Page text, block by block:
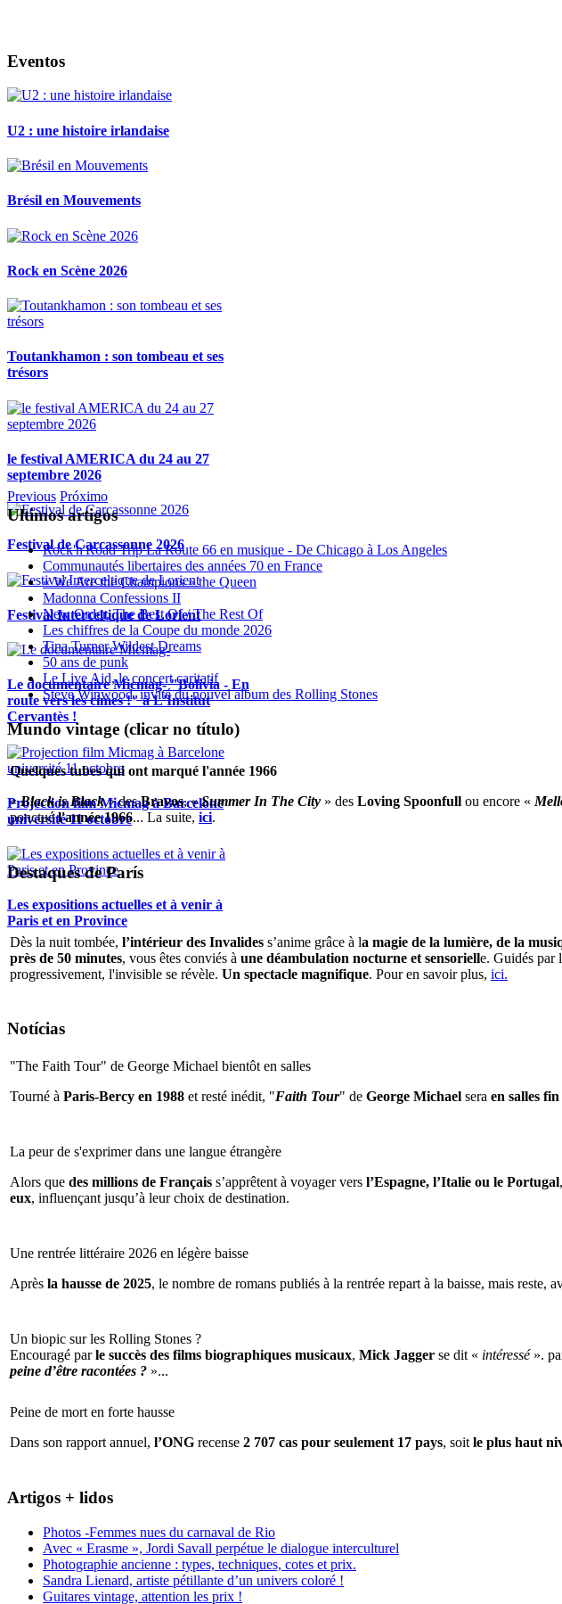
Eventos
U2 : une histoire irlandaise
Brésil en Mouvements
Rock en Scène 2026
Toutankhamon : son tombeau et ses
trésors
le festival AMERICA du 24 au 27
septembre 2026
Festival de Carcassonne 2026
Festival Interceltique de Lorient
Le documentaire Micmag- "Bolivia - En
route vers les cimes !" à L'Institut
Cervantès !
Projection film Micmag à Barcelone
université 11 octobre
Les expositions actuelles et à venir à
Paris et en Province
Previous Próximo
Ultimos artigos
Rock'n'Road Trip La Route 66 en musique - De Chicago à Los Angeles
Communautés libertaires des années 70 en France
« We Are the Champions » the Queen
Madonna Confessions II
New Order, The Best Of / The Rest Of
Les chiffres de la Coupe du monde 2026
Tina Turner Wildest Dreams
50 ans de punk
Le Live Aid, le concert caritatif
Steve Winwood, invité du nouvel album des Rolling Stones
Mundo vintage (clicar no título)
Quelques tubes qui ont marqué l'année 1966
«Black is Black» desBravos, «Summer In The City » des Loving Spoonfull ou encore «
ponctuél'année 1966... La suite, ici.
Destaques de París
Dès la nuit tombée, l’intérieur des Invalides s’anime grâce à la magie de la lumière, de la
près de 50 minutes, vous êtes conviés à une déambulation nocturne et sensorielle. Guidés par
progressivement, l'invisible se révèle. Un spectacle magnifique. Pour en savoir plus, ici.
Notícias
"The Faith Tour" de George Michael bientôt en salles
Tourné à Paris-Bercy en 1988 et resté inédit, "Faith Tour" de George Michael sera en salles
La peur de s'exprimer dans une langue étrangère
Alors que des millions de Français s’apprêtent à voyager vers l’Espagne, l’Italie ou le Portugal
eux, influençant jusqu’à leur choix de destination.
Une rentrée littéraire 2026 en légère baisse
Après la hausse de 2025, le nombre de romans publiés à la rentrée repart à la baisse, mais reste,
Un biopic sur les Rolling Stones ?
Encouragé parle succès des films biographiques musicaux, Mick Jagger se dit « intéressé ».
peine d’être racontées ? »...
Peine de mort en forte hausse
Dans son rapport annuel, l’ONG recense 2 707 cas pour seulement 17 pays, soit le plus haut
Artigos + lidos
Photos -Femmes nues du carnaval de Rio
Avec « Erasme », Jordi Savall perpétue le dialogue interculturel
Photographie ancienne : types, techniques, cotes et prix.
Sandra Lienard, artiste pétillante d’un univers coloré !
Guitares vintage, attention les prix !